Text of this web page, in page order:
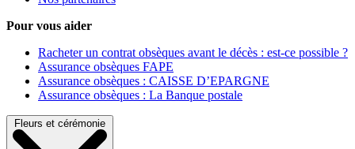
Pour vous aider
Racheter un contrat obsèques avant le décès : est-ce possible ?
Assurance obsèques FAPE
Assurance obsèques : CAISSE D’EPARGNE
Assurance obsèques : La Banque postale
Fleurs et cérémonie